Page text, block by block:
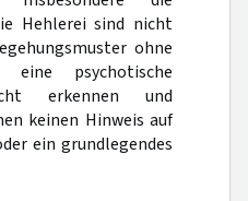
Hehlerei sind nicht
ohne
psychotische
erkennen und
keinen Hinweis auf
ein grundlegendes